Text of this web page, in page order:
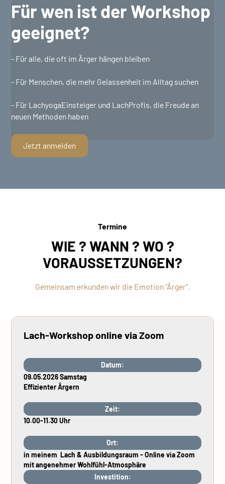
Für wen ist der Workshop
geeignet?
- Für alle, die oft im Ärger hängen bleiben
- Für Menschen, die mehr Gelassenheit im Alltag suchen
- Für LachyogaEinsteiger und LachProfis, die Freude an
neuen Methoden haben
Jetzt anmelden
Termine
WIE ? WANN ? WO ?
VORAUSSETZUNGEN?
Gemeinsam erkunden wir die Emotion "Ärger".
Lach-Workshop online via Zoom
Datum:
09.05.2026 Samstag
Effizienter Ärgern
Zeit:
10.00-11.30 Uhr
Ort:
in meinem Lach & Ausbildungsraum - Online via Zoom
mit angenehmer Wohlfühl-Atmosphäre
Investition: